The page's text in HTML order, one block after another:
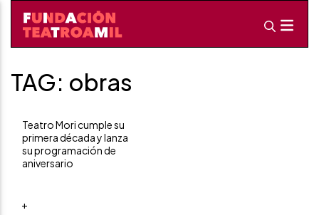
TAG: obras
Teatro Mori cumple su
primera década y lanza
su programación de
aniversario
+